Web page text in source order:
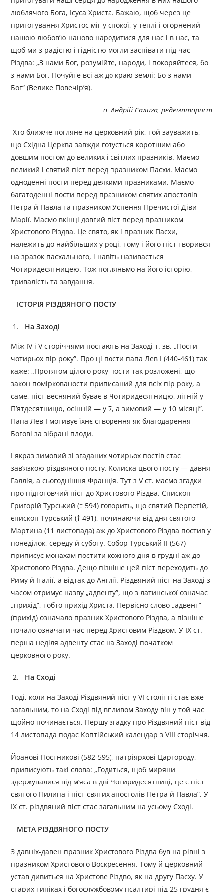
люблячого Бога, Ісуса Христа. Бажаю, щоб через це
приготування Христос міг у спокої, у теплі і огорнений
нашою любов’ю наново народитися для нас і в нас, та
щоб ми з радістю і гідністю могли заспівати під час
Різдва: „З нами Бог, розумійте, народи, і покоряйтеся, бо
з нами Бог. Почуйте всі аж до краю землі: Бо з нами
Бог“ (Велике Повечір’я).
о. Андрій Салига, редемпторист
Хто ближче погляне на церковний рік, той зауважить,
що Східна Церква завжди готується коротшим або
довшим постом до великих і світлих празників. Маємо
великий і святий піст перед празником Пасхи. Маємо
одноденні пости перед деякими празниками. Маємо
багатоденні пости перед празником святих апостолів
Петра й Павла та празником Успення Пречистої Діви
Марії. Маємо вкінці довгий піст перед празником
Христового Різдва. Це свято, як і празник Пасхи,
належить до найбільших у році, тому і його піст творився
на зразок пасхального, і навіть називається
Чотиридесятницею. Тож погляньмо на його історію,
тривалість та завдання.
ІСТОРІЯ РІЗДВЯНОГО ПОСТУ
На Заході
Між IV і V сторіччями постають на Заході т. зв. „Пости
чотирьох пір року”. Про ці пости папа Лев І (440-461) так
каже: „Протягом цілого року пости так розложені, що
закон поміркованости приписаний для всіх пір року, а
саме, піст весняний буває в Чотиридесятницю, літній у
П’ятдесятницю, осінній — у 7, а зимовий — у 10 місяці”.
Папа Лев І мотивує їхнє створення як благодарення
Богові за зібрані плоди.
І якраз зимовий зі згаданих чотирьох постів стає
зав’язкою різдвяного посту. Колиска цього посту — давня
Галлія, а сьогоднішня Франція. Тут з V ст. маємо згадки
про підготовчий піст до Христового Різдва. Єпископ
Григорій Турський († 594) говорить, що святий Перпетій,
єпископ Турський († 491), починаючи від дня святого
Мартина (11 листопада) аж до Христового Різдва постив у
понеділок, середу й суботу. Собор Турський II (567)
приписує монахам постити кожного дня в грудні аж до
Христового Різдва. Дещо пізніше цей піст переходить до
Риму й Італії, а відтак до Англії. Різдвяний піст на Заході з
часом отримує назву „адвенту”, що з латинської означає
„прихід”, тобто прихід Христа. Первісно слово „адвент”
(прихід) означало празник Христового Різдва, а пізніше
почало означати час перед Христовим Різдвом. У IX ст.
перша неділя адвенту стає на Заході початком
церковного року.
На Сході
Тоді, коли на Заході Різдвяний піст у VI столітті стає вже
загальним, то на Сході під впливом Заходу він у той час
щойно починається. Першу згадку про Різдвяний піст від
14 листопада подає Коптійський календар з VIII сторіччя.
Йоанові Постникові (582-595), патріярхові Царгороду,
приписують такі слова: „Годиться, щоб миряни
здержувалися від м’яса в дві Чотиридесятниці, це є піст
святого Пилипа і піст святих апостолів Петра й Павла”. У
IX ст. різдвяний піст стає загальним на усьому Сході.
МЕТА РІЗДВЯНОГО ПОСТУ
З давніх-давен празник Христового Різдва був на рівні з
празником Христового Воскресення. Тому й церковний
устав дивиться на Христове Різдво, як на другу Пасху. У
старих типіках і богослужбовому псалтирі під 25 грудня є